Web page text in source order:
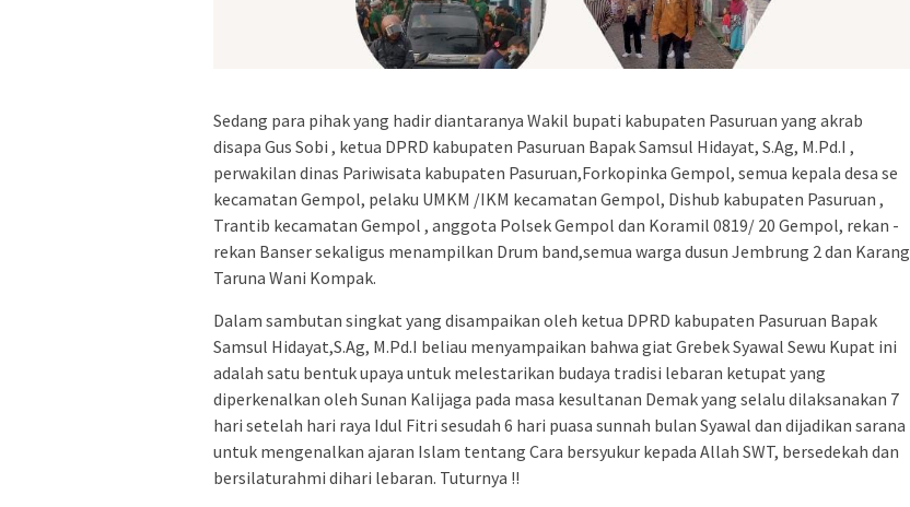
Sedang para pihak yang hadir diantaranya Wakil bupati kabupaten Pasuruan yang akrab
disapa Gus Sobi , ketua DPRD kabupaten Pasuruan Bapak Samsul Hidayat, S.Ag, M.Pd.I ,
perwakilan dinas Pariwisata kabupaten Pasuruan,Forkopinka Gempol, semua kepala desa se
kecamatan Gempol, pelaku UMKM /IKM kecamatan Gempol, Dishub kabupaten Pasuruan ,
Trantib kecamatan Gempol , anggota Polsek Gempol dan Koramil 0819/ 20 Gempol, rekan -
rekan Banser sekaligus menampilkan Drum band,semua warga dusun Jembrung 2 dan Karang
Taruna Wani Kompak.
Dalam sambutan singkat yang disampaikan oleh ketua DPRD kabupaten Pasuruan Bapak
Samsul Hidayat,S.Ag, M.Pd.I beliau menyampaikan bahwa giat Grebek Syawal Sewu Kupat ini
adalah satu bentuk upaya untuk melestarikan budaya tradisi lebaran ketupat yang
diperkenalkan oleh Sunan Kalijaga pada masa kesultanan Demak yang selalu dilaksanakan 7
hari setelah hari raya Idul Fitri sesudah 6 hari puasa sunnah bulan Syawal dan dijadikan sarana
untuk mengenalkan ajaran Islam tentang Cara bersyukur kepada Allah SWT, bersedekah dan
bersilaturahmi dihari lebaran. Tuturnya !!